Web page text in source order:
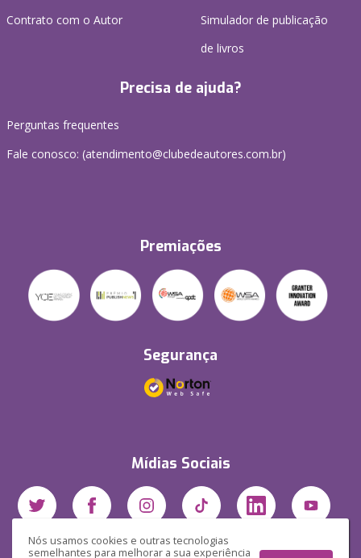
Nós usamos cookies e outras tecnologias
semelhantes para melhorar a sua experiência
Contrato com o Autor
Simulador de publicação
de livros
Precisa de ajuda?
Perguntas frequentes
Fale conosco: (atendimento@clubedeautores.com.br)
Premiações
Segurança
Mídias Sociais